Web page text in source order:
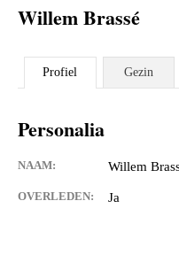
Willem Brassé
Profiel Gezin
Personalia
NAAM: Willem
OVERLEDEN: Ja